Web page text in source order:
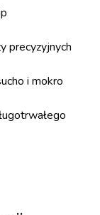
precyzyjnych
i mokro